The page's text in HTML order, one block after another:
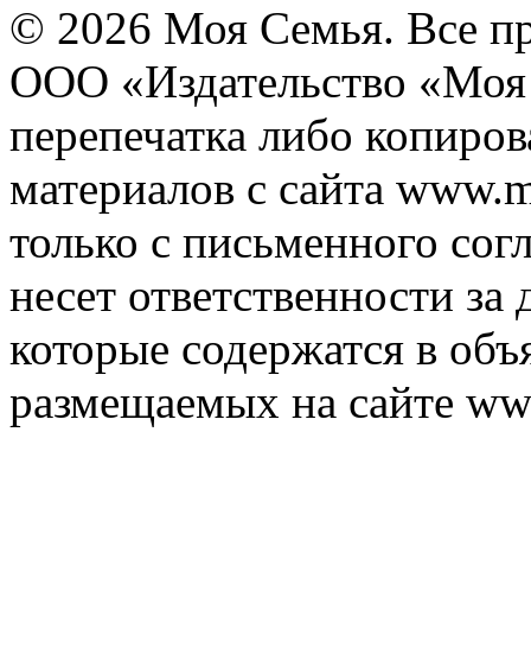
© 2026 Моя Семья. Все
ООО «Издательство
перепечатка либо
материалов с сайта
только с письменного
несет ответственности
которые содержатся в
размещаемых на сайте